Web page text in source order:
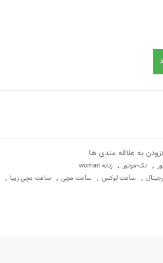
تومان4,980,000.
به علاقه مندی ها
, تک-موتور , زنانه woman
, ساعت لوکس , ساعت مچی , ساعت مچی زیبا ,